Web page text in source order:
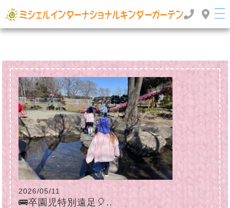
ーガーデン
TOP
2026/05/11
🚌卒園児特別遠足🎈..